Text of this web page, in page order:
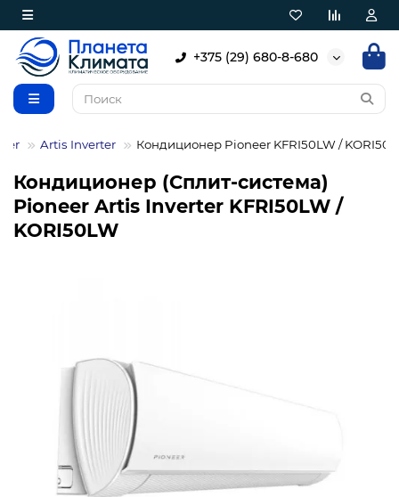
+375 (29) 680-8-680
Artis Inverter Кондиционер Pioneer KFRI50LW /
Кондиционер (Сплит-система)
Pioneer Artis Inverter KFRI50LW /
KORI50LW